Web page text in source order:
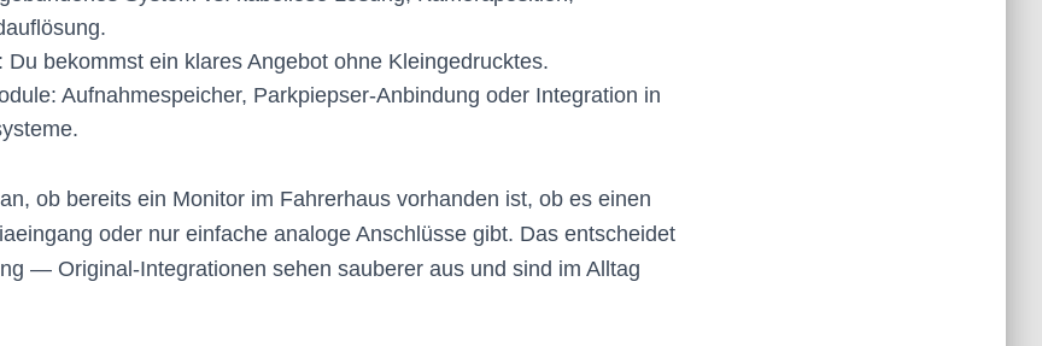
Du bekommst ein klares Angebot ohne Kleingedrucktes.
Aufnahmespeicher, Parkpiepser-Anbindung oder Integration in
ob bereits ein Monitor im Fahrerhaus vorhanden ist, ob es einen
oder nur einfache analoge Anschlüsse gibt. Das entscheidet
— Original-Integrationen sehen sauberer aus und sind im Alltag